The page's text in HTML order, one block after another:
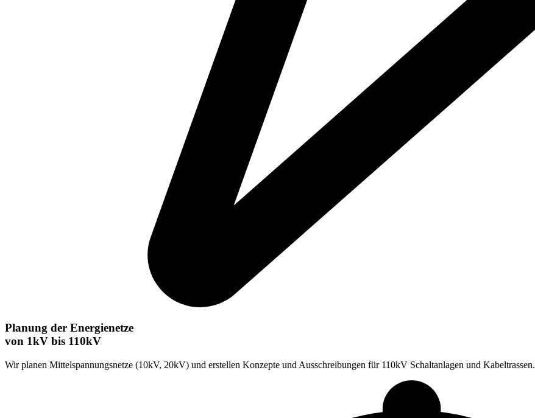
Planung der Energienetze
von 1kV bis 110kV
Wir planen Mittelspannungsnetze (10kV, 20kV) und erstellen Konzepte und Ausschreibungen für 110kV Schaltanlagen und Kabeltrassen.